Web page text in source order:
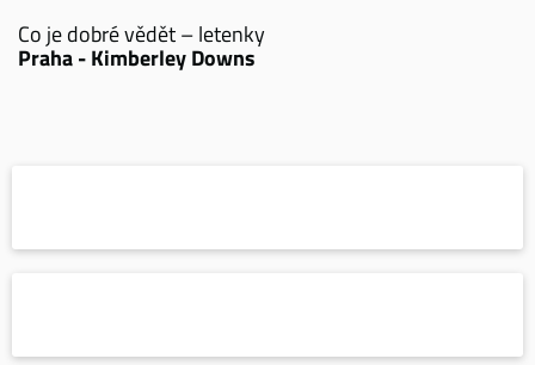
Co je dobré vědět – letenky
Praha - Kimberley Downs